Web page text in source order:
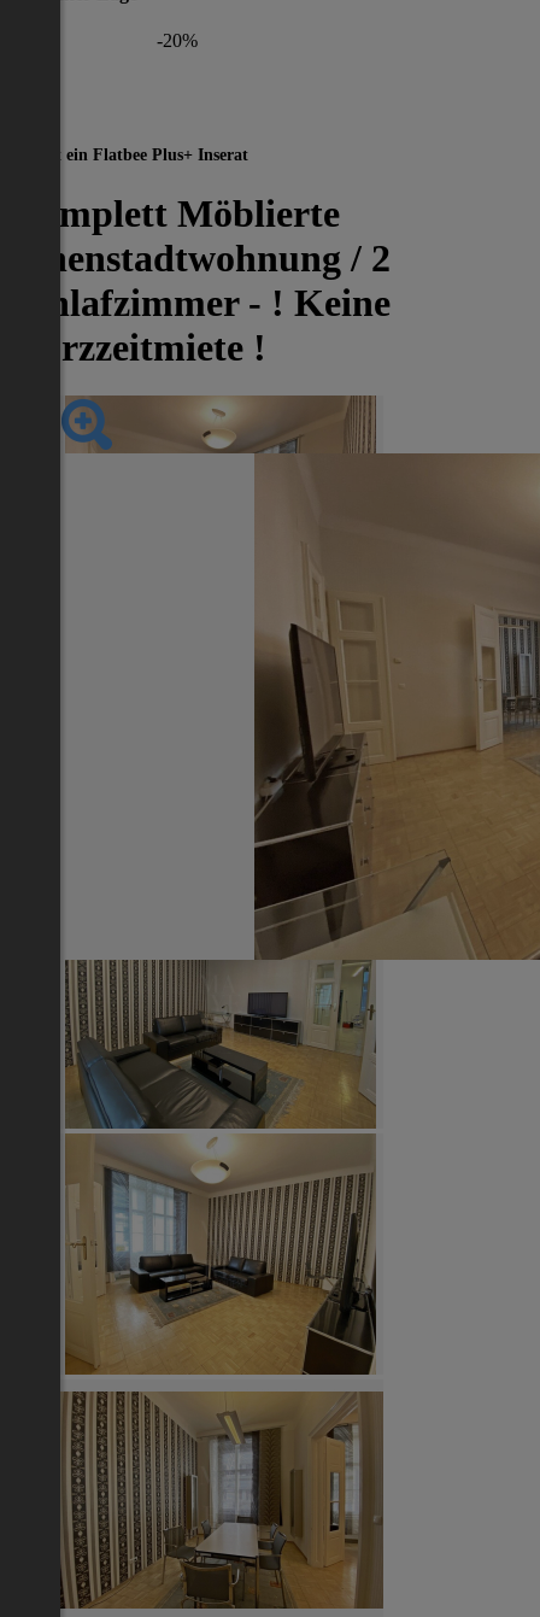
-20%
Dies ist ein Flatbee Plus+ Inserat
Komplett Möblierte
Innenstadtwohnung / 2
Schlafzimmer - ! Keine
Kurzzeitmiete !